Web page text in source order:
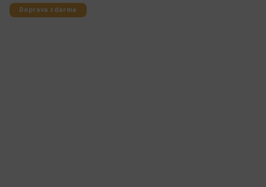
Doprava zdarma